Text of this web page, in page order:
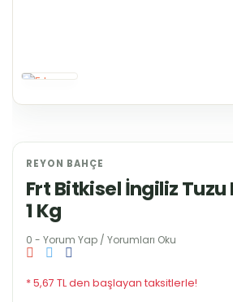
REYON BAHÇE
Frt Bitkisel İngiliz Tuzu
1 Kg
0 - Yorum Yap / Yorumları Oku
* 5,67 TL den başlayan taksitlerle!